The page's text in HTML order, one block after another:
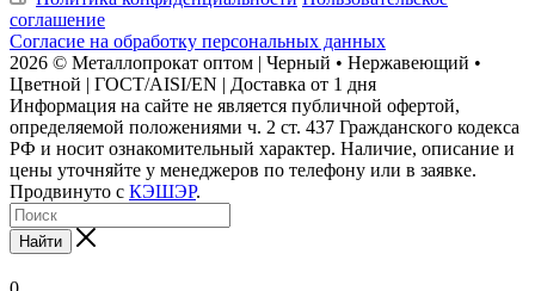
соглашение
Согласие на обработку персональных данных
2026 © Металлопрокат оптом | Черный • Нержавеющий •
Цветной | ГОСТ/AISI/EN | Доставка от 1 дня
Информация на сайте не является публичной офертой,
определяемой положениями ч. 2 ст. 437 Гражданского кодекса
РФ и носит ознакомительный характер. Наличие, описание и
цены уточняйте у менеджеров по телефону или в заявке.
Продвинуто с КЭШЭР.
Найти